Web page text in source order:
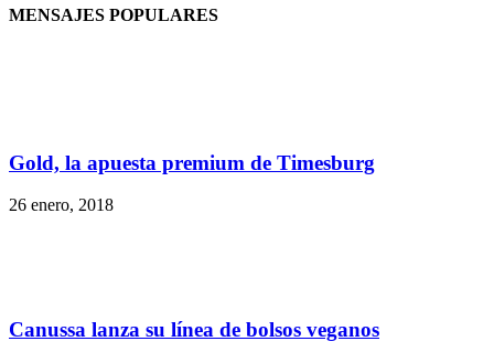
MENSAJES POPULARES
Gold, la apuesta premium de Timesburg
26 enero, 2018
Canussa lanza su línea de bolsos veganos